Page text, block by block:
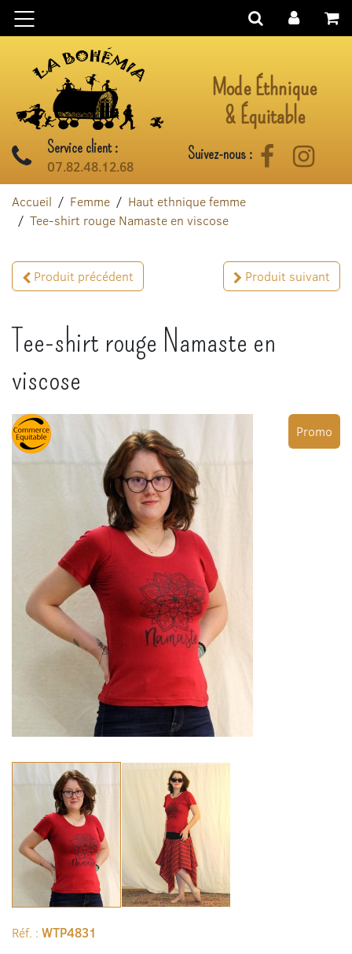
Aller au contenu
Mode Éthnique
& Équitable
Service client :
07.82.48.12.68
Suivez-nous : Facebook
Accueil Femme
Haut ethnique femme
Tee-shirt rouge Namaste en viscose
Produit précédent Produit suivant
Tee-shirt rouge Namaste en
viscose
Réf. : WTP4831
Promo